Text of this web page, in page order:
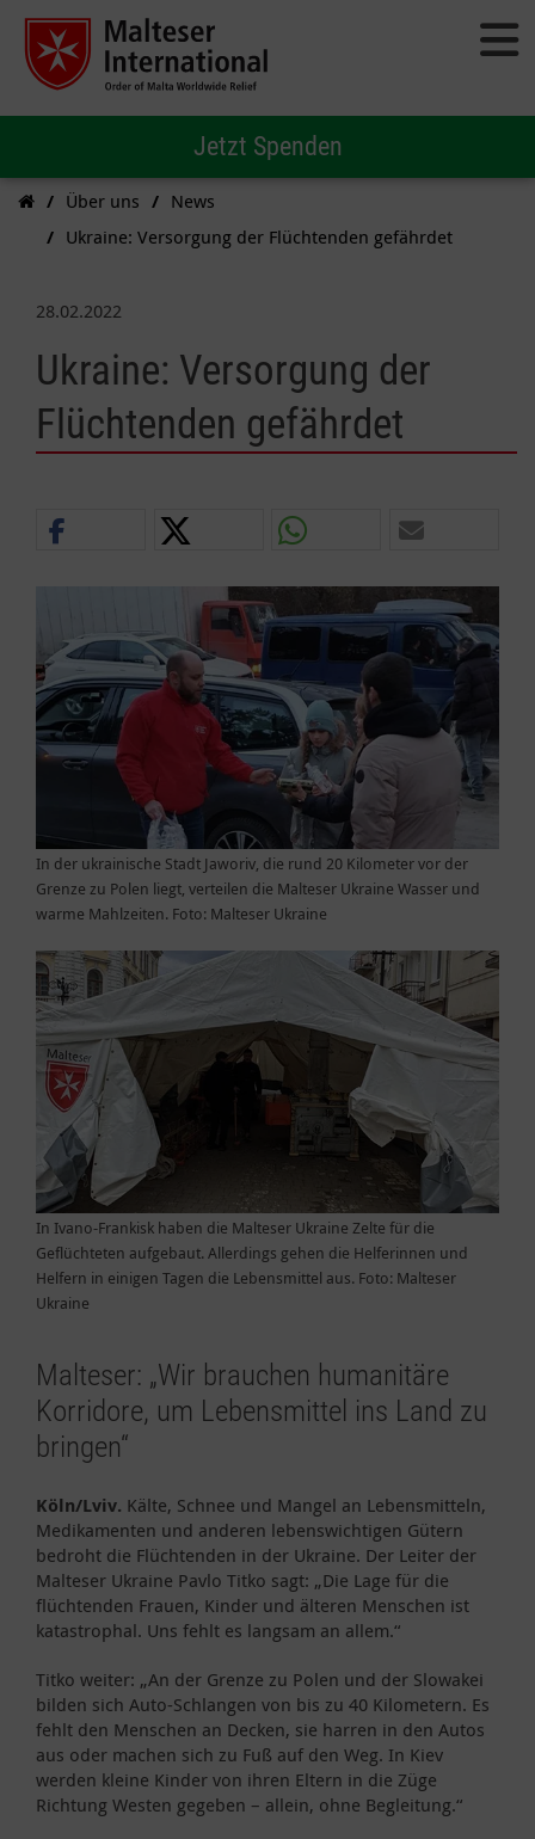
Jetzt Spenden
Über uns
News
Ukraine: Versorgung der Flüchtenden gefährdet
28.02.2022
Ukraine: Versorgung der
Flüchtenden gefährdet
In der ukrainische Stadt Jaworiv, die rund 20 Kilometer vor der
Grenze zu Polen liegt, verteilen die Malteser Ukraine Wasser und
warme Mahlzeiten. Foto: Malteser Ukraine
In Ivano-Frankisk haben die Malteser Ukraine Zelte für die
Geflüchteten aufgebaut. Allerdings gehen die Helferinnen und
Helfern in einigen Tagen die Lebensmittel aus. Foto: Malteser
Ukraine
Malteser: „Wir brauchen humanitäre
Korridore, um Lebensmittel ins Land zu
bringen“
Köln/Lviv. Kälte, Schnee und Mangel an Lebensmitteln,
Medikamenten und anderen lebenswichtigen Gütern
bedroht die Flüchtenden in der Ukraine. Der Leiter der
Malteser Ukraine Pavlo Titko sagt: „Die Lage für die
flüchtenden Frauen, Kinder und älteren Menschen ist
katastrophal. Uns fehlt es langsam an allem.“
Titko weiter: „An der Grenze zu Polen und der Slowakei
bilden sich Auto-Schlangen von bis zu 40 Kilometern. Es
fehlt den Menschen an Decken, sie harren in den Autos
aus oder machen sich zu Fuß auf den Weg. In Kiev
werden kleine Kinder von ihren Eltern in die Züge
Richtung Westen gegeben – allein, ohne Begleitung.“